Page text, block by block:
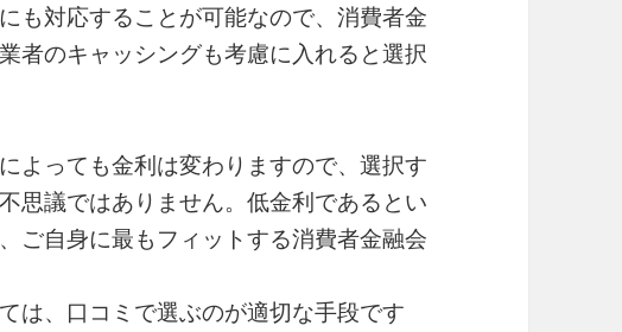
も対応することが可能なので、消費者金
者のキャッシングも考慮に入れると選択
よっても金利は変わりますので、選択す
思議ではありません。低金利であるとい
ご自身に最もフィットする消費者金融会
は、口コミで選ぶのが適切な手段です